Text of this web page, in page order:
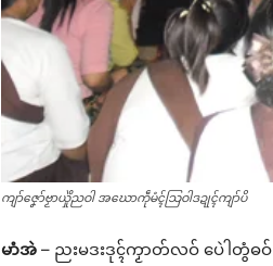
ကျာ်ဇၞော်ဗၟာယှိုဲညဝါ အဃောကဵုမံၚ်သြဝါဒဍုၚ်ကျာ်ပိ
မာံအဲ – ညးမဒးဒုၚ်ကၟာတ်လဝ် ပေဲါတွံ